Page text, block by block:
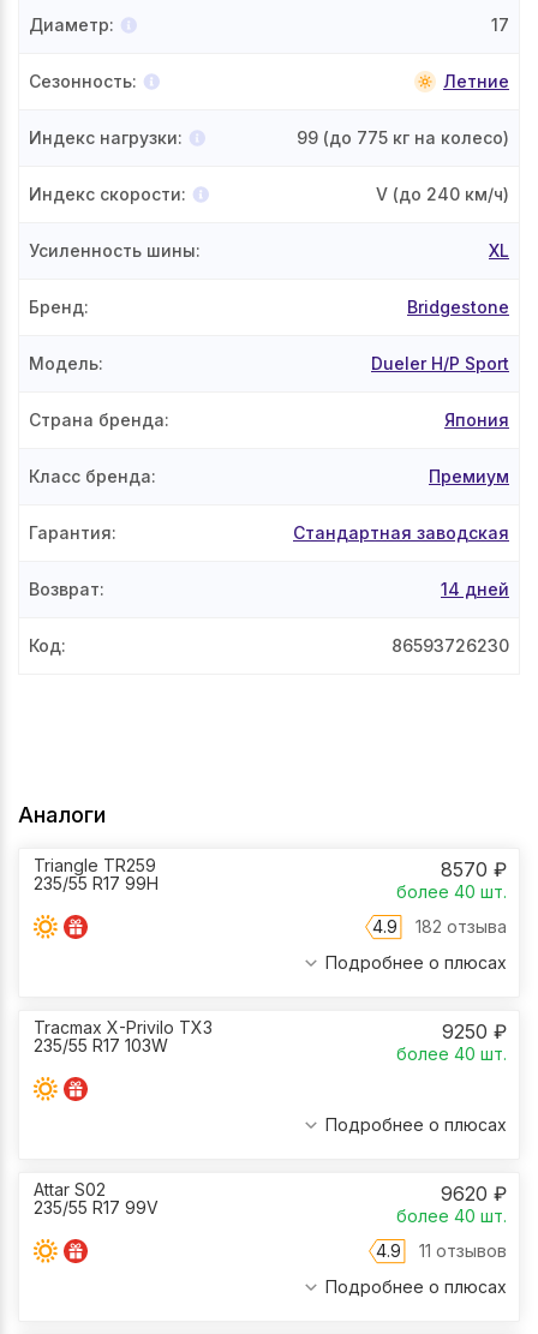
Диаметр: 17
Сезонность: Летние
Индекс нагрузки: 99 (до 775 кг на колесо)
Индекс скорости: V (до 240 км/ч)
Усиленность шины: XL
Бренд: Bridgestone
Модель: Dueler H/P Sport
Страна бренда: Япония
Класс бренда: Премиум
Гарантия: Стандартная заводская
Возврат: 14 дней
Код: 86593726230
Аналоги
Triangle TR259
235/55 R17 99H
8570 ₽
более 40 шт.
4.9
182 отзыва
Подробнее о плюсах
Tracmax X-Privilo TX3
235/55 R17 103W
9250 ₽
более 40 шт.
Подробнее о плюсах
Attar S02
235/55 R17 99V
9620 ₽
более 40 шт.
4.9
11 отзывов
Подробнее о плюсах